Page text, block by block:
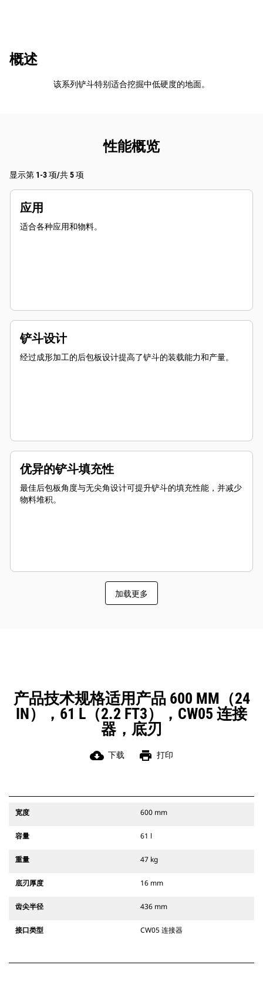
概述
该系列铲斗特别适合挖掘中低硬度的地面。
性能概览
显示第 1-3 项/共 5 项
应用
适合各种应用和物料。
铲斗设计
经过成形加工的后包板设计提高了铲斗的装载能力和产量。
优异的铲斗填充性
最佳后包板角度与无尖角设计可提升铲斗的填充性能，并减少
物料堆积。
加载更多
产品技术规格适用产品 600 MM（24
IN），61 L（2.2 FT3），CW05 连接
器，底刃
cloud_download 下载 print 打印
宽度 600 mm
容量 61 l
重量 47 kg
底刃厚度 16 mm
齿尖半径 436 mm
接口类型 CW05 连接器